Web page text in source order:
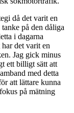
då det varit en
på den dåliga
i dagarna
det varit en
Jag gick minus
ett billigt sätt att
med detta
att lättare kunna
på mätning